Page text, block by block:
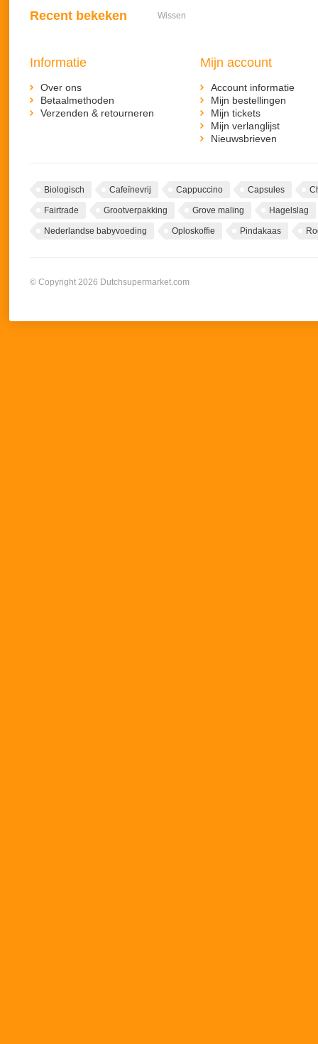
Recent bekeken Wissen
Informatie
Over ons
Betaalmethoden
Verzenden & retourneren
Mijn account
Account informatie
Mijn bestellingen
Mijn tickets
Mijn verlanglijst
Nieuwsbrieven
Biologisch Cafeïnevrij Cappuccino Capsules
Fairtrade Grootverpakking Grove maling Hagelslag
Nederlandse babyvoeding Oploskoffie Pindakaas
© Copyright 2026 Dutchsupermarket.com